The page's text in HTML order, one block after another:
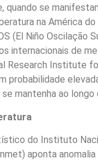
quando se
na América
(El Niño Oscilação
internacionais de
Research Institute
probabilidade
mantenha ao longo
do Instituto
aponta